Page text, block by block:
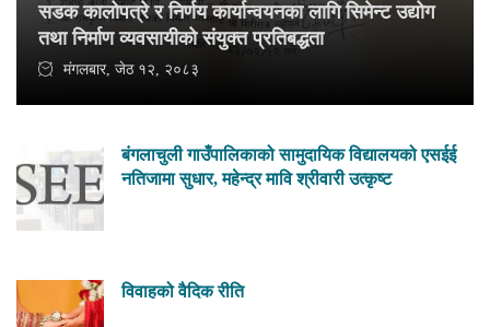
सडक कालोपत्रे र निर्णय कार्यान्वयनका लागि सिमेन्ट उद्योग
तथा निर्माण व्यवसायीको संयुक्त प्रतिबद्धता
मंगलबार, जेठ १२, २०८३
बंगलाचुली गाउँपालिकाको सामुदायिक विद्यालयको एसईई
नतिजामा सुधार, महेन्द्र मावि श्रीवारी उत्कृष्ट
विवाहको वैदिक रीति